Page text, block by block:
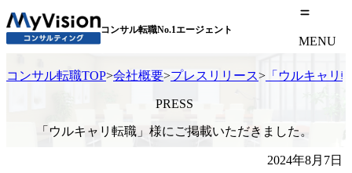
コンサル転職No.1エージェント
MENU
コンサル転職TOP>会社概要>プレスリリース> 「ウルキャリ
PRESS
「ウルキャリ転職」様にご掲載いただきました。
2024年8月7日